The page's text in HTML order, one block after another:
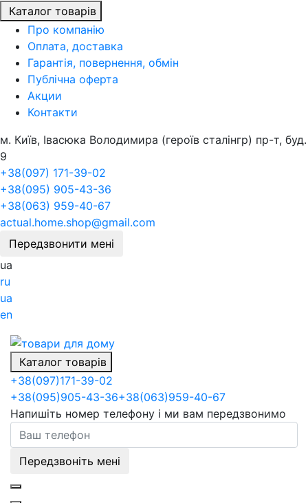
Каталог товарів
Про компанiю
Оплата, доставка
Гарантія, повернення, обмін
Публічна оферта
Акции
Контакти
м. Київ, Івасюка Володимира (героїв сталінгр) пр-т, буд.
9
+38(097) 171-39-02
+38(095) 905-43-36
+38(063) 959-40-67
actual.home.shop@gmail.com
Передзвонити мені
ua
ru
ua
en
Каталог товарів
+38(097)171-39-02
+38(095)905-43-36+38(063)959-40-67
Напишіть номер телефону і ми вам передзвонимо
Передзвоніть мені